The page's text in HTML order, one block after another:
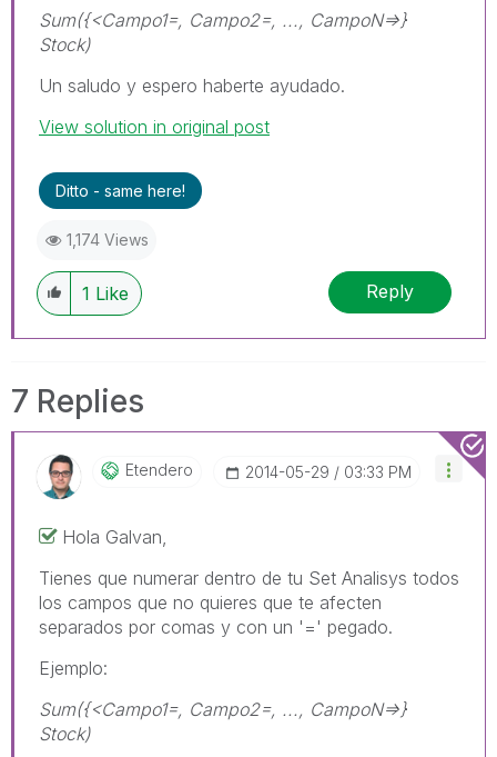
Sum({<Campo1=, Campo2=, ..., CampoN=>}
Stock)
Un saludo y espero haberte ayudado.
View solution in original post
Ditto - same here!
1,174 Views
1 Like Reply
7 Replies
Etendero ‎2014-05-29 03:33 PM
Hola Galvan,
Tienes que numerar dentro de tu Set Analisys todos
los campos que no quieres que te afecten
separados por comas y con un '=' pegado.
Ejemplo:
Sum({<Campo1=, Campo2=, ..., CampoN=>}
Stock)